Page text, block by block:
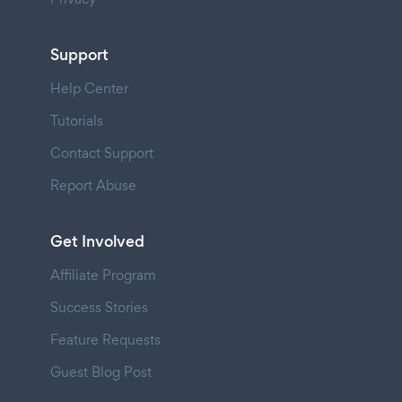
Support
Help Center
Tutorials
Contact Support
Report Abuse
Get Involved
Affiliate Program
Success Stories
Feature Requests
Guest Blog Post